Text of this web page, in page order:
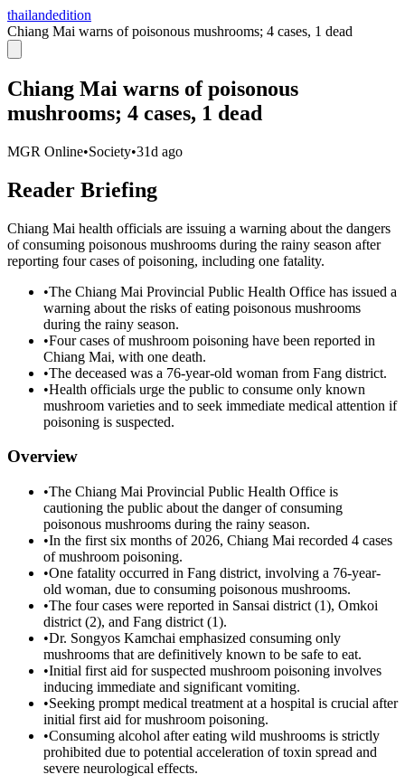
thailandedition
Chiang Mai warns of poisonous mushrooms; 4 cases, 1 dead
Chiang Mai warns of poisonous
mushrooms; 4 cases, 1 dead
MGR Online•Society•31d ago
Reader Briefing
Chiang Mai health officials are issuing a warning about the dangers
of consuming poisonous mushrooms during the rainy season after
reporting four cases of poisoning, including one fatality.
•The Chiang Mai Provincial Public Health Office has issued a
warning about the risks of eating poisonous mushrooms
during the rainy season.
•Four cases of mushroom poisoning have been reported in
Chiang Mai, with one death.
•The deceased was a 76-year-old woman from Fang district.
•Health officials urge the public to consume only known
mushroom varieties and to seek immediate medical attention if
poisoning is suspected.
Overview
•The Chiang Mai Provincial Public Health Office is
cautioning the public about the danger of consuming
poisonous mushrooms during the rainy season.
•In the first six months of 2026, Chiang Mai recorded 4 cases
of mushroom poisoning.
•One fatality occurred in Fang district, involving a 76-year-
old woman, due to consuming poisonous mushrooms.
•The four cases were reported in Sansai district (1), Omkoi
district (2), and Fang district (1).
•Dr. Songyos Kamchai emphasized consuming only
mushrooms that are definitively known to be safe to eat.
•Initial first aid for suspected mushroom poisoning involves
inducing immediate and significant vomiting.
•Seeking prompt medical treatment at a hospital is crucial after
initial first aid for mushroom poisoning.
•Consuming alcohol after eating wild mushrooms is strictly
prohibited due to potential acceleration of toxin spread and
severe neurological effects.